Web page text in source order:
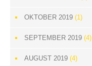
OKTOBER 2019 (1)
SEPTEMBER 2019 (4)
AUGUST 2019 (4)